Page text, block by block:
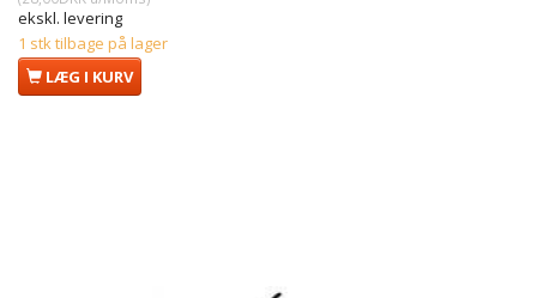
ekskl. levering
1 stk tilbage på lager
LÆG I KURV